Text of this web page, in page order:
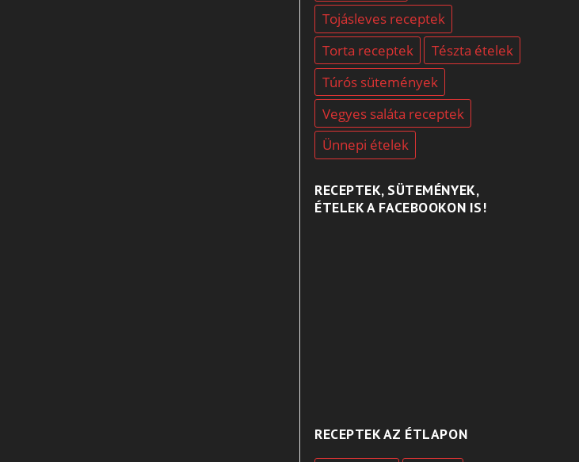
Tojásleves receptek
Torta receptek
Tészta ételek
Túrós sütemények
Vegyes saláta receptek
Ünnepi ételek
RECEPTEK, SÜTEMÉNYEK,
ÉTELEK A FACEBOOKON IS!
RECEPTEK AZ ÉTLAPON